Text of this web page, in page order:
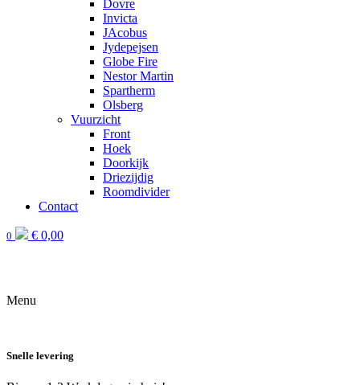
Dovre
Invicta
JAcobus
Jydepejsen
Globe Fire
Nestor Martin
Spartherm
Olsberg
Vuurzicht
Front
Hoek
Doorkijk
Driezijdig
Roomdivider
Contact
0 € 0,00
Menu
Snelle levering